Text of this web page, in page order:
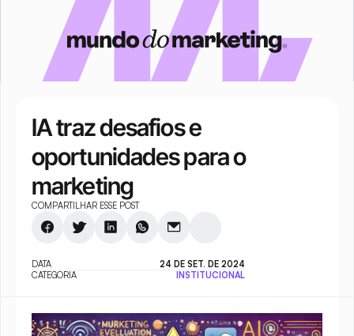
IA traz desafios e
oportunidades para o
marketing
COMPARTILHAR ESSE POST
DATA
24 DE SET. DE 2024
CATEGORIA
INSTITUCIONAL